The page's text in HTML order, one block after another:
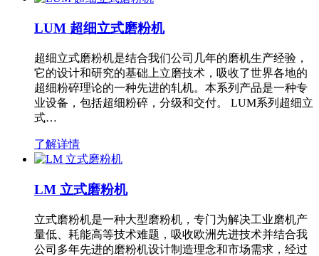
LUM 超细立式磨粉机
超细立式磨粉机是结合我们公司几年的磨机生产经验，
它的设计和研究的基础上立磨技术，吸收了世界各地的
超细粉碎理论的一种先进的轧机。本系列产品是一种专
业设备，包括超细粉碎，分级和交付。 LUM系列超细立
式…
了解详情
LM 立式磨粉机
立式磨粉机是一种大型磨粉机，专门为解决工业磨机产
量低、耗能高等技术难题，吸收欧洲先进技术并结合我
公司多年先进的磨粉机设计制造理念和市场需求，经过